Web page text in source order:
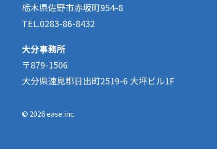
栃木県佐野市赤坂町954-8
TEL.0283-86-8432
大分事務所
〒879-1506
大分県速見郡日出町2519-6 大坪ビル1F
© 2026 ease.inc.